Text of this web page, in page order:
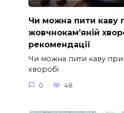
Чи можна пити каву
жовчнокам’яній
рекомендації
Чи можна пити каву при
хворобі
0 48